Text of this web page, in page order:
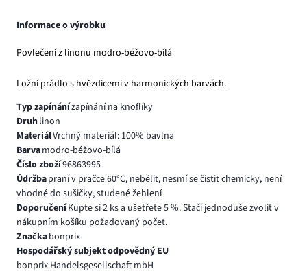
Informace o výrobku
Povlečení z linonu modro-béžovo-bílá
Ložní prádlo s hvězdicemi v harmonických barvách.
Typ zapínánízapínání na knoflíky
Druhlinon
MateriálVrchný materiál: 100% bavlna
Barvamodro-béžovo-bílá
Číslo zboží96863995
Údržbapraní v pračce 60°C, nebělit, nesmí se čistit chemicky, není
vhodné do sušičky, studené žehlení
DoporučeníKupte si 2 ks a ušetřete 5 %. Stačí jednoduše zvolit v
nákupním košíku požadovaný počet.
Značkabonprix
Hospodářský subjekt odpovědný EU
bonprix Handelsgesellschaft mbH